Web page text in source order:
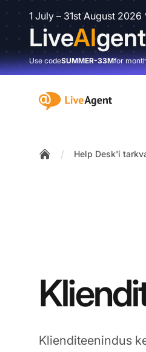
1 July – 31st August
LiveAI
Use codeSUMMER-33Mfor
:site.title
/ Help Desk'i
Klienditeenindus